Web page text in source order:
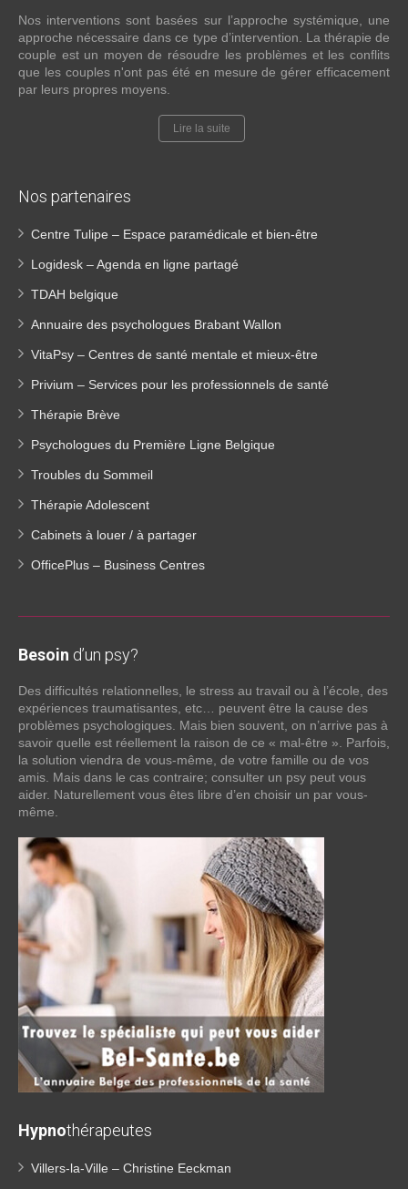
Nos interventions sont basées sur l’approche systémique, une
approche nécessaire dans ce type d’intervention. La thérapie de
couple est un moyen de résoudre les problèmes et les conflits
que les couples n'ont pas été en mesure de gérer efficacement
par leurs propres moyens.
Lire la suite
Nos partenaires
Centre Tulipe – Espace paramédicale et bien-être
Logidesk – Agenda en ligne partagé
TDAH belgique
Annuaire des psychologues Brabant Wallon
VitaPsy – Centres de santé mentale et mieux-être
Privium – Services pour les professionnels de santé
Thérapie Brève
Psychologues du Première Ligne Belgique
Troubles du Sommeil
Thérapie Adolescent
Cabinets à louer / à partager
OfficePlus – Business Centres
Besoin d’un psy?
Des difficultés relationnelles, le stress au travail ou à l’école, des
expériences traumatisantes, etc… peuvent être la cause des
problèmes psychologiques. Mais bien souvent, on n’arrive pas à
savoir quelle est réellement la raison de ce « mal-être ». Parfois,
la solution viendra de vous-même, de votre famille ou de vos
amis. Mais dans le cas contraire; consulter un psy peut vous
aider. Naturellement vous êtes libre d’en choisir un par vous-
même.
Hypnothérapeutes
Villers-la-Ville – Christine Eeckman